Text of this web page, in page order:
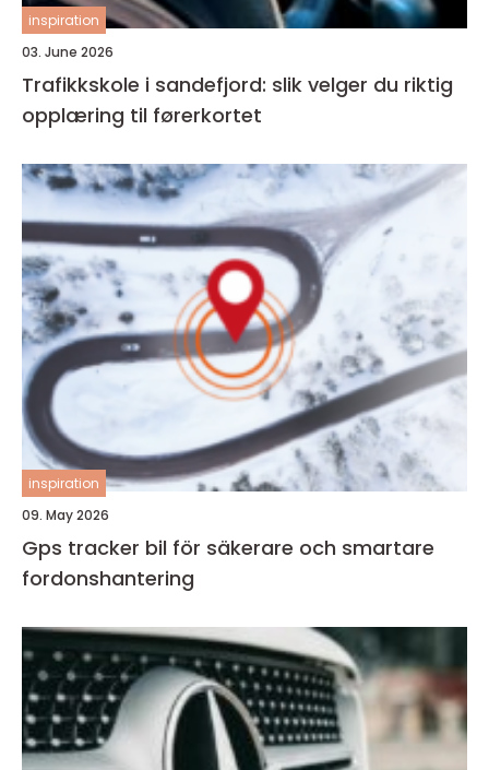
inspiration
03. June 2026
Trafikkskole i sandefjord: slik velger du riktig
opplæring til førerkortet
inspiration
09. May 2026
Gps tracker bil för säkerare och smartare
fordonshantering